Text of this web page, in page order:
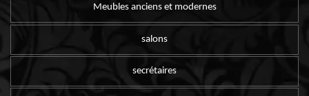
Meubles anciens et modernes
salons
secrétaires